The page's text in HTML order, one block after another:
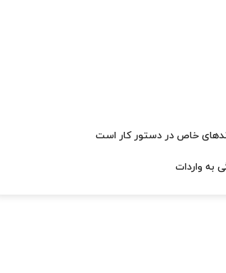
خاص در دستور کار است
به واردات